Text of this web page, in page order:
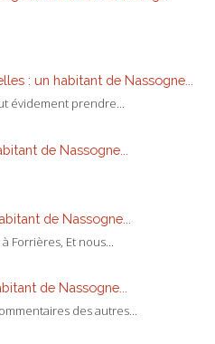
: un habitant de Nassogne...
évidement prendre...
de Nassogne...
de Nassogne...
Forrières, Et nous...
de Nassogne...
des autres...